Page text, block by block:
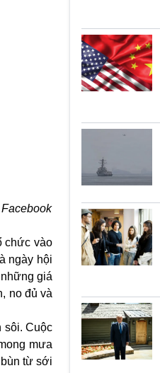
chức vào
ngày hội
giá
no đủ và
sôi. Cuộc
mưa
từ sới